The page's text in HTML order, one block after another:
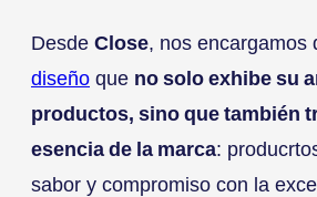
Desde Close, nos encargamos
diseño que no solo exhibe su
productos, sino que también
esencia de la marca:
sabor y compromiso con la